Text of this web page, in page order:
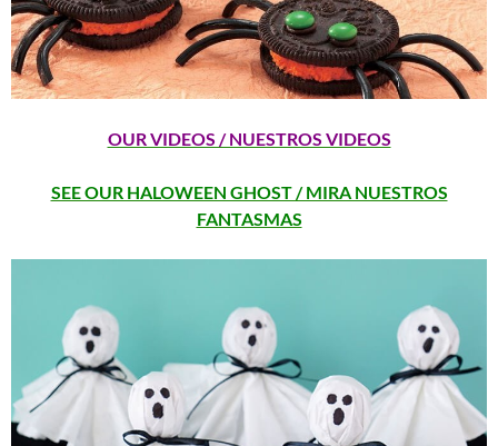
OUR VIDEOS / NUESTROS VIDEOS
SEE OUR HALOWEEN GHOST / MIRA NUESTROS
FANTASMAS